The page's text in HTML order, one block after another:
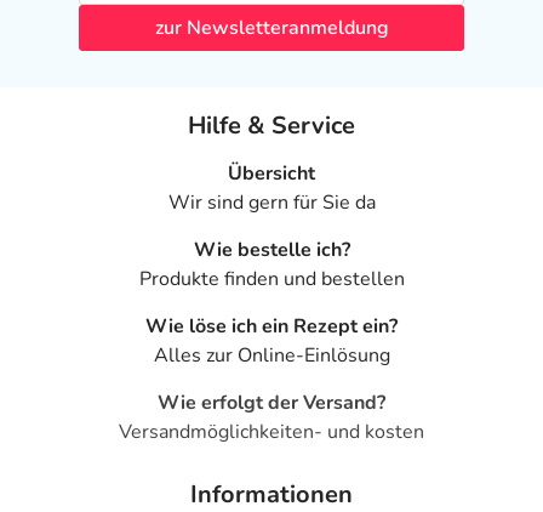
derzeitigen Erkenntnissen nicht angewendet werden.
- Stillzeit: Von einer Anwendung wird nach derzeitigen
Ist Ihnen das Arzneimittel trotz einer Gegenanzeige
verordnet worden, sprechen Sie mit Ihrem Arzt oder
Apotheker. Der therapeutische Nutzen kann höher sein,
als das Risiko, das die Anwendung bei einer
Gegenanzeige in sich birgt.
Nebenwirkungen
Welche unerwünschten Wirkungen können auftreten?
zur Newsletteranmeldung
Hilfe & Service
Übersicht
Wir sind gern für Sie da
Wie bestelle ich?
Produkte finden und bestellen
Wie löse ich ein Rezept ein?
Alles zur Online-Einlösung
Wie erfolgt der Versand?
Versandmöglichkeiten- und kosten
Informationen